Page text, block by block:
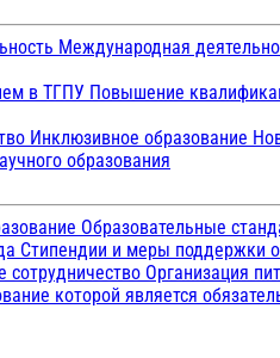
Международная
в ТГПУ Повышение
Инклюзивное образование
образования
Образовательные
Стипендии и меры поддержки
Организация
которой является